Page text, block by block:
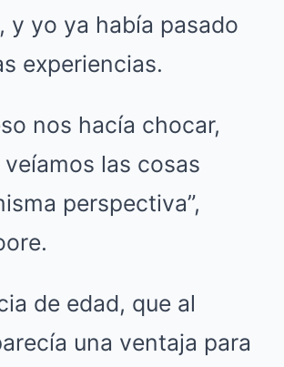
y yo ya había pasado
experiencias.
nos hacía chocar,
las cosas
perspectiva”,
de edad, que al
una ventaja para